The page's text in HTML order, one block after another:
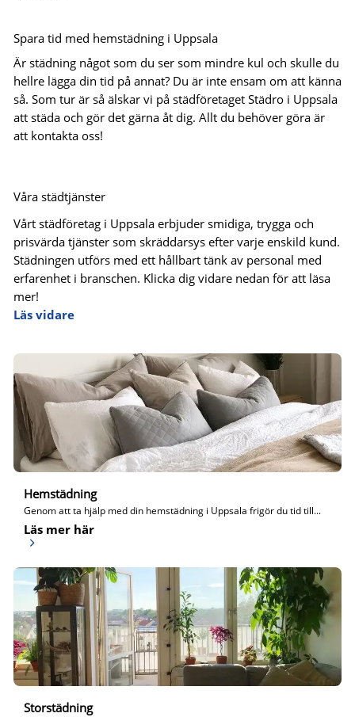
Spara tid med hemstädning i Uppsala
Är städning något som du ser som mindre kul och skulle du
hellre lägga din tid på annat? Du är inte ensam om att känna
så. Som tur är så älskar vi på städföretaget Städro i Uppsala
att städa och gör det gärna åt dig. Allt du behöver göra är
att kontakta oss!
Våra städtjänster
Vårt städföretag i Uppsala erbjuder smidiga, trygga och
prisvärda tjänster som skräddarsys efter varje enskild kund.
Städningen utförs med ett hållbart tänk av personal med
erfarenhet i branschen. Klicka dig vidare nedan för att läsa
mer!
Läs vidare
Hemstädning
Genom att ta hjälp med din hemstädning i Uppsala frigör du tid till...
Läs mer här
Storstädning